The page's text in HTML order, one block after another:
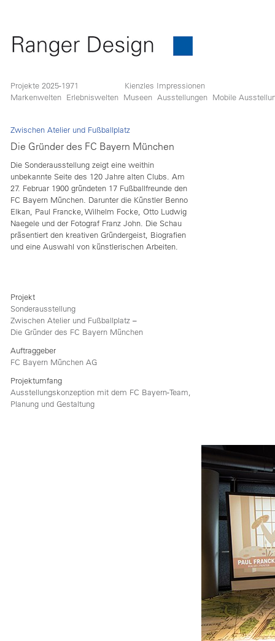
Projekte 2025-1971
Kienzles Impressionen
Markenwelten Erlebniswelten Museen Ausstellungen Mobile
Zwischen Atelier und Fußballplatz
Die Gründer des FC Bayern München
Die Sonderausstellung zeigt eine weithin
unbekannte Seite des 120 Jahre alten Clubs. Am
27. Februar 1900 gründeten 17 Fußballfreunde den
FC Bayern München. Darunter die Künstler Benno
Elkan, Paul Francke, Wilhelm Focke, Otto Ludwig
Naegele und der Fotograf Franz John. Die Schau
präsentiert den kreativen Gründergeist, Biografien
und eine Auswahl von künstlerischen Arbeiten.
Projekt
Sonderausstellung
Zwischen Atelier und Fußballplatz –
Die Gründer des FC Bayern München
Auftraggeber
FC Bayern München AG
Projektumfang
Ausstellungskonzeption mit dem FC Bayern-Team,
Planung und Gestaltung